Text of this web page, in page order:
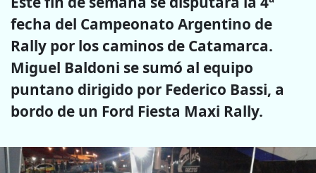
fecha del Campeonato Argentino de
Rally por los caminos de Catamarca.
Miguel Baldoni se sumó al equipo
puntano dirigido por Federico Bassi, a
bordo de un Ford Fiesta Maxi Rally.